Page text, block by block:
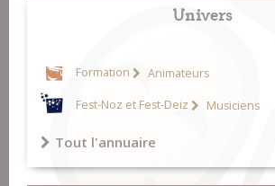
Univers
Formation Animateurs
Fest-Noz et Fest-Deiz Musiciens
Tout l'annuaire